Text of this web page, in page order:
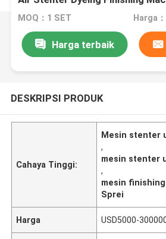
MOQ：1 SET Harga
Harga terbaik
DESKRIPSI PRODUK
Cahaya Tinggi:
Mesin stenter
,
mesin stenter
,
mesin
Sprei
Harga USD5000-